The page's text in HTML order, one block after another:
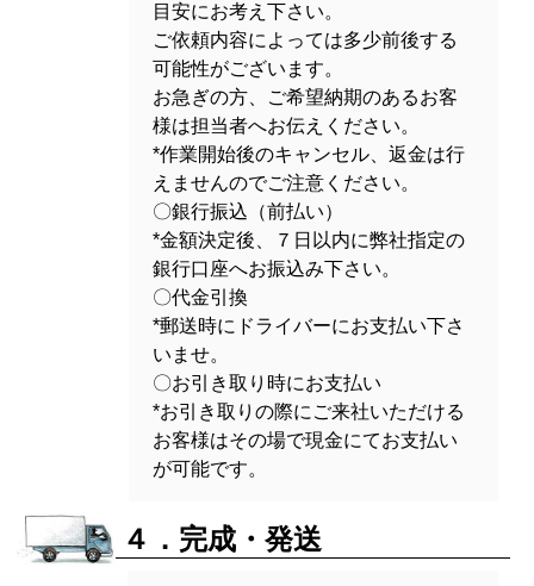
目安にお考え下さい。
ご依頼内容によっては多少前後する
可能性がございます。
お急ぎの方、ご希望納期のあるお客
様は担当者へお伝えください。
*作業開始後のキャンセル、返金は行
えませんのでご注意ください。
〇銀行振込（前払い）
*金額決定後、７日以内に弊社指定の
銀行口座へお振込み下さい。
〇代金引換
*郵送時にドライバーにお支払い下さ
いませ。
〇お引き取り時にお支払い
*お引き取りの際にご来社いただける
お客様はその場で現金にてお支払い
が可能です。
４．完成・発送